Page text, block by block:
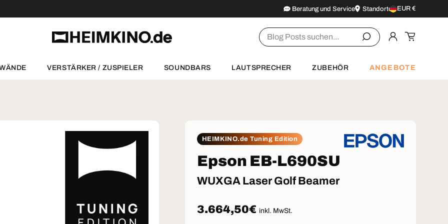
Beratung und Service StandorteLand/Region
EUR €
Suchen
Einloggen
VERSTÄRKER / ZUSPIELER SOUNDBARS LAUTSPRECHER ZUBEHÖR ANGEBOTE
HEIMKINO.de Tuning Edition
Epson EB-L690SU
WUXGA Laser Golf Beamer
Normaler Preis
3.664,50€ inkl. MwSt.